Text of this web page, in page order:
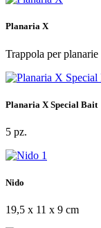
Planaria X
Trappola per planarie
Planaria X Special Bait
5 pz.
Nido
19,5 x 11 x 9 cm